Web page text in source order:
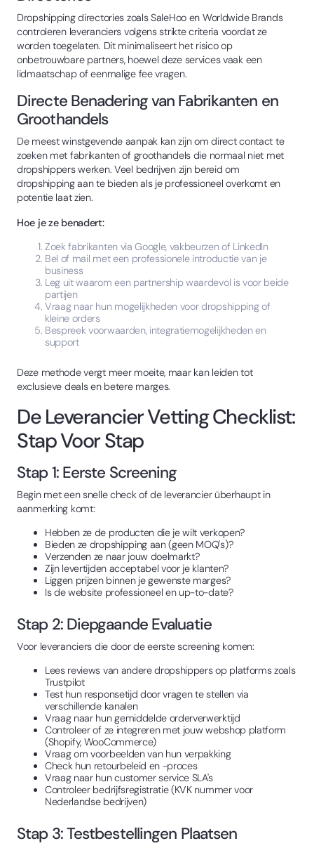
Dropshipping directories zoals SaleHoo en Worldwide Brands
controleren leveranciers volgens strikte criteria voordat ze
worden toegelaten. Dit minimaliseert het risico op
onbetrouwbare partners, hoewel deze services vaak een
lidmaatschap of eenmalige fee vragen.
Directe Benadering van Fabrikanten en
Groothandels
De meest winstgevende aanpak kan zijn om direct contact te
zoeken met fabrikanten of groothandels die normaal niet met
dropshippers werken. Veel bedrijven zijn bereid om
dropshipping aan te bieden als je professioneel overkomt en
potentie laat zien.
Hoe je ze benadert:
Zoek fabrikanten via Google, vakbeurzen of LinkedIn
Bel of mail met een professionele introductie van je
business
Leg uit waarom een partnership waardevol is voor beide
partijen
Vraag naar hun mogelijkheden voor dropshipping of
kleine orders
Bespreek voorwaarden, integratiemogelijkheden en
support
Deze methode vergt meer moeite, maar kan leiden tot
exclusieve deals en betere marges.
De Leverancier Vetting Checklist:
Stap Voor Stap
Stap 1: Eerste Screening
Begin met een snelle check of de leverancier überhaupt in
aanmerking komt:
Hebben ze de producten die je wilt verkopen?
Bieden ze dropshipping aan (geen MOQ's)?
Verzenden ze naar jouw doelmarkt?
Zijn levertijden acceptabel voor je klanten?
Liggen prijzen binnen je gewenste marges?
Is de website professioneel en up-to-date?
Stap 2: Diepgaande Evaluatie
Voor leveranciers die door de eerste screening komen:
Lees reviews van andere dropshippers op platforms zoals
Trustpilot
Test hun responsetijd door vragen te stellen via
verschillende kanalen
Vraag naar hun gemiddelde orderverwerktijd
Controleer of ze integreren met jouw webshop platform
(Shopify, WooCommerce)
Vraag om voorbeelden van hun verpakking
Check hun retourbeleid en -proces
Vraag naar hun customer service SLA's
Controleer bedrijfsregistratie (KVK nummer voor
Nederlandse bedrijven)
Stap 3: Testbestellingen Plaatsen